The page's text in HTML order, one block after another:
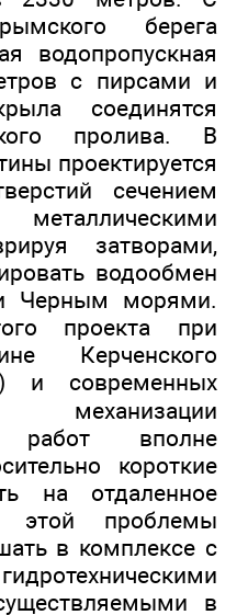
берега
водопропускная
с пирсами и
соединятся
пролива. В
проектируется
сечением
затворами,
водообмен
Черным морями.
проекта при
Керченского
и современных
работ вполне
короткие
на отдаленное
этой проблемы
в комплексе с
в